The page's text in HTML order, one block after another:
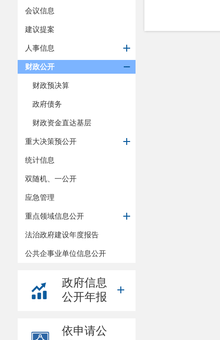
会议信息
建议提案
人事信息
财政公开
财政预决算
政府债务
财政资金直达基层
重大决策预公开
统计信息
双随机、一公开
应急管理
重点领域信息公开
法治政府建设年度报告
公共企事业单位信息公开
政府信息
公开年报
依申请公